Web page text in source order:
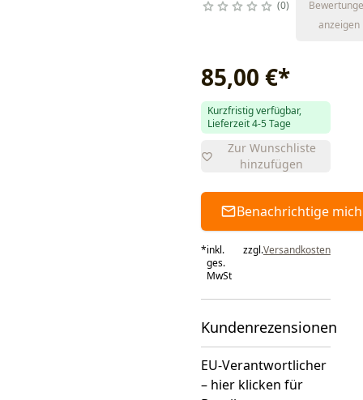
0
anzeigen
85,00 €*
Kurzfristig verfügbar,
Lieferzeit 4-5 Tage
Zur Wunschliste
hinzufügen
Benachrichtige mich
*inkl.
ges.
MwSt
zzgl.Versandkosten
Kundenrezensionen
EU-Verantwortlicher
– hier klicken für